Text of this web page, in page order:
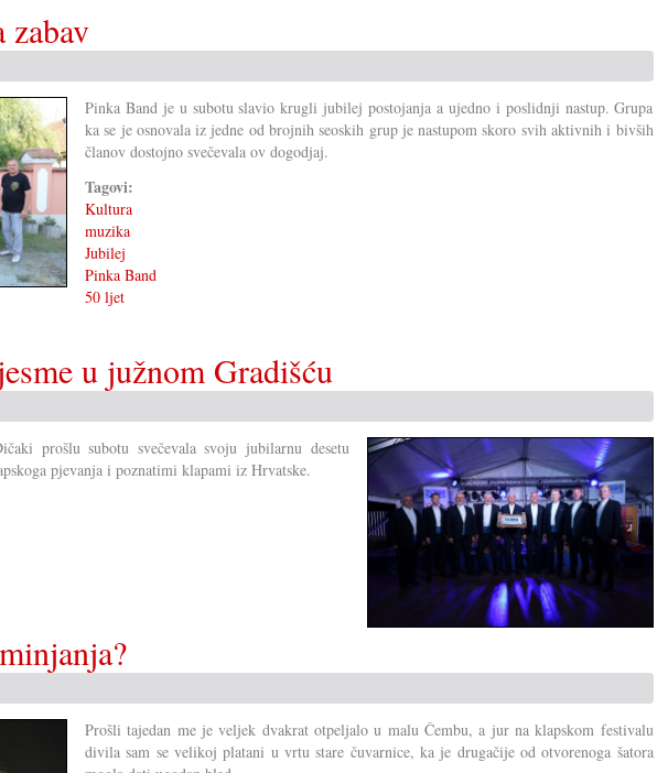
zabav
Pinka Band je u subotu slavio krugli jubilej postojanja a ujedno i poslidnji nastup. Grupa
ka se je osnovala iz jedne od brojnih seoskih grup je nastupom skoro svih aktivnih i bivših
članov dostojno svečevala ov dogodjaj.
Tagovi:
Kultura
muzika
Jubilej
Pinka Band
50 ljet
u južnom Gradišću
prošlu subotu svečevala svoju jubilarnu desetu
pjevanja i poznatimi klapami iz Hrvatske.
Prošli tajedan me je veljek dvakrat otpeljalo u malu Čembu, a jur na klapskom festivalu
divila sam se velikoj platani u vrtu stare čuvarnice, ka je drugačije od otvorenoga šatora